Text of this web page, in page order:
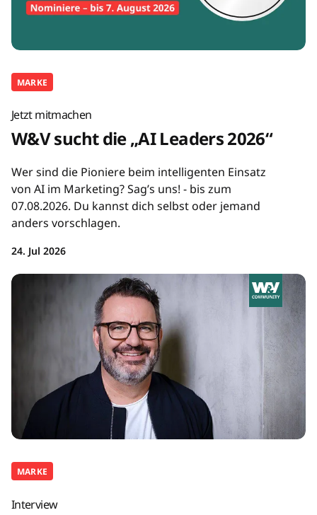
MARKE
Jetzt mitmachen
W&V sucht die „AI Leaders 2026“
Wer sind die Pioniere beim intelligenten Einsatz
von AI im Marketing? Sag’s uns! - bis zum
07.08.2026. Du kannst dich selbst oder jemand
anders vorschlagen.
24. Jul 2026
MARKE
Interview